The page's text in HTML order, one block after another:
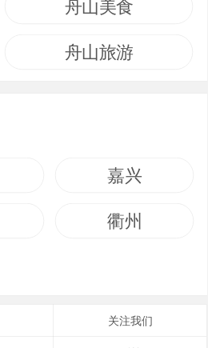
舟山美食
舟山旅游
嘉兴
衢州
关注我们